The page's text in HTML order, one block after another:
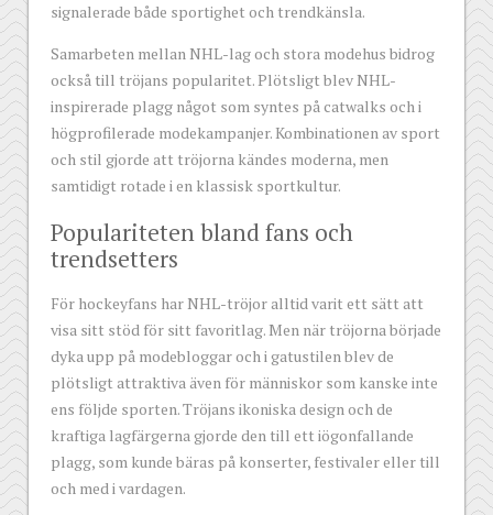
signalerade både sportighet och trendkänsla.
Samarbeten mellan NHL-lag och stora modehus bidrog
också till tröjans popularitet. Plötsligt blev NHL-
inspirerade plagg något som syntes på catwalks och i
högprofilerade modekampanjer. Kombinationen av sport
och stil gjorde att tröjorna kändes moderna, men
samtidigt rotade i en klassisk sportkultur.
Populariteten bland fans och
trendsetters
För hockeyfans har NHL-tröjor alltid varit ett sätt att
visa sitt stöd för sitt favoritlag. Men när tröjorna började
dyka upp på modebloggar och i gatustilen blev de
plötsligt attraktiva även för människor som kanske inte
ens följde sporten. Tröjans ikoniska design och de
kraftiga lagfärgerna gjorde den till ett iögonfallande
plagg, som kunde bäras på konserter, festivaler eller till
och med i vardagen.